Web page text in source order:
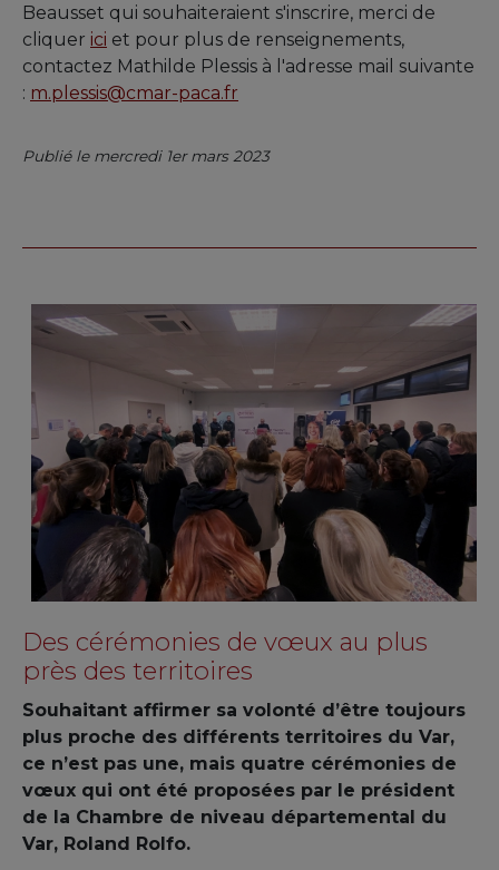
Beausset qui souhaiteraient s'inscrire, merci de
cliquer ici et pour plus de renseignements,
contactez Mathilde Plessis à l'adresse mail suivante
: m.plessis@cmar-paca.fr
Publié le mercredi 1er mars 2023
Des cérémonies de vœux au plus
près des territoires
Souhaitant affirmer sa volonté d’être toujours
plus proche des différents territoires du Var,
ce n’est pas une, mais quatre cérémonies de
vœux qui ont été proposées par le président
de la Chambre de niveau départemental du
Var, Roland Rolfo.